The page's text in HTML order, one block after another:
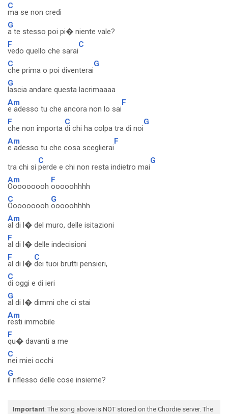
C
ma se non credi
G
a te stesso poi pi� niente vale?
F
vedo quello che sarai
C
C
che prima o poi diventerai
G
G
lascia andare questa lacrimaaaa
Am
e adesso tu che ancora non lo sai
F
F
che non importa
C
di chi ha colpa tra di noi
G
Am
e adesso tu che cosa sceglierai
F
tra chi si
C
perde e chi non resta indietro mai
G
Am
Ooooooooh
F
ooooohhhh
C
Ooooooooh
G
ooooohhhh
Am
al di l� del muro, delle isitazioni
F
al di l� delle indecisioni
F
al di l�
C
dei tuoi brutti pensieri,
C
di oggi e di ieri
G
al di l� dimmi che ci stai
Am
resti immobile
F
qu� davanti a me
C
nei miei occhi
G
il riflesso delle cose insieme?
Important: The song above is NOT stored on the Chordie server. The